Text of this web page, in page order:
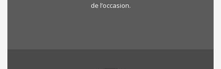
de l’occasion.